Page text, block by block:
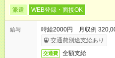
派遣 WEB登録・面接OK
給与
時給2000円 月収例
交通費別途支給あり
交通費 全額支給